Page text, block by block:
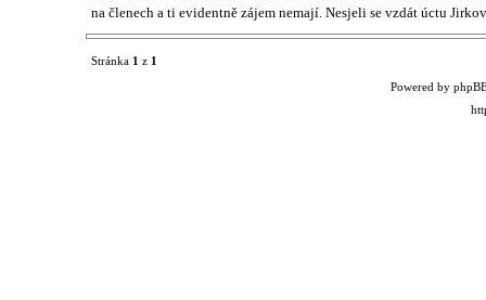
na členech a ti evidentně zájem nemají. Nesjeli se vzdát úctu
Stránka 1 z 1
Powered by